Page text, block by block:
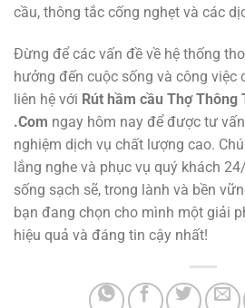
cầu, thông tắc cống nghẹt và các
Đừng để các vấn đề về hệ thống
hưởng đến cuộc sống và công việc
liên hệ với Rút hầm cầu Thợ Thông
.Com ngay hôm nay để được tư
nghiệm dịch vụ chất lượng cao.
lắng nghe và phục vụ quý khách
sống sạch sẽ, trong lành và bền
bạn đang chọn cho mình một giải
hiệu quả và đáng tin cậy nhất!